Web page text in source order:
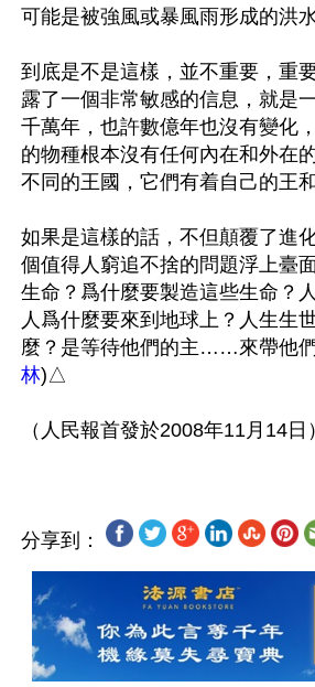
可能是被強風或暴風雨形成的洪
到底是不是這樣，並不重要，重
露了一個非常敏感的信息，就是
千萬年，也許數億年也沒有變化
的物種根本沒有任何內在和外在
不同的王國，它們有着自己的王
如果是這樣的話，不但顛覆了進
個值得人窮追不捨的問題浮上臺
生命？爲什麼要製造這些生命？
人爲什麼要來到地球上？人生生
麼？是等待他們的主……來帶他
林)△
分享到：